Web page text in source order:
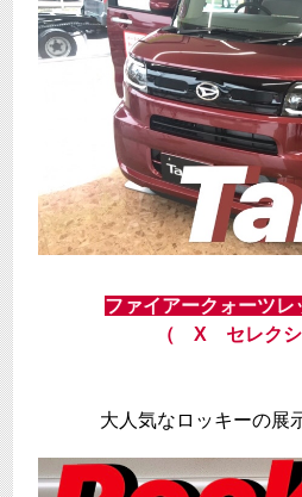
ファイアークォーツレ
（ X セレク
大人気なロッキーの展